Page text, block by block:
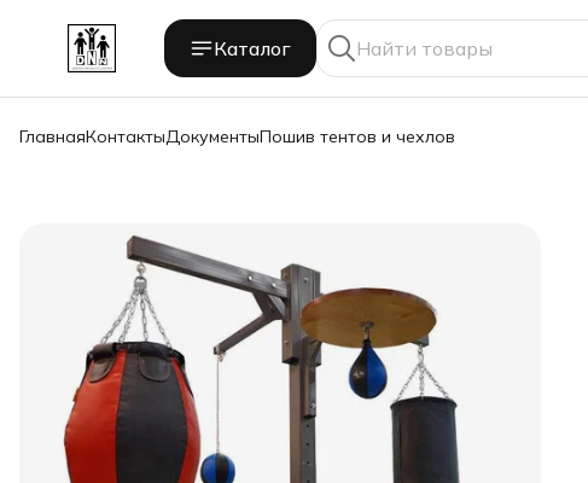
Каталог
ГлавнаяКонтактыДокументыПошив тентов и чехлов